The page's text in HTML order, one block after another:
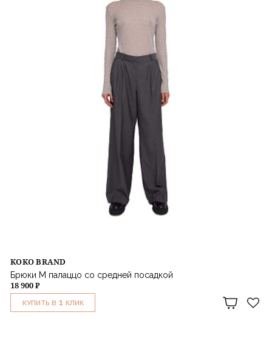
KOKO BRAND
Брюки М палаццо со средней посадкой
18 900 ₽
КУПИТЬ В 1 КЛИК